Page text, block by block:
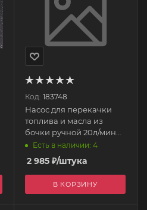
Код: 183748
Насос для перекачки
топлива и масла из
бочки ручной 20л/мин
(для бочек 60-200-220л.)
R7403101 ARNEZI
Есть в наличии: 4
2 985₽/штука
В КОРЗИНУ